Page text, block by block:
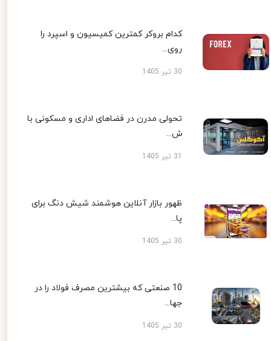
کدام بروکر کمترین کمیسیون و اسپرد را
روی...
30 تیر 1405
تحولی مدرن در فضاهای اداری و مسکونی با
ش...
ظهور بازار آنلاین هوشمند شیش دنگ برای
پا...
30 تیر 1405
10 صنعتی که بیشترین مصرف فولاد را در
جها...
30 تیر 1405